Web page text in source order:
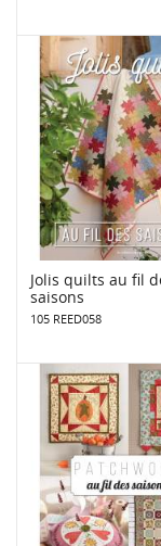
Jolis quilts au fil
saisons
105 REED058